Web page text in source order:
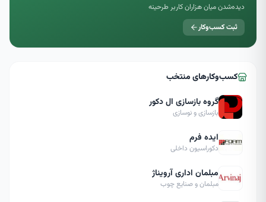
دیده‌شدن میان هزاران کاربر طرحینه
ثبت کسب‌وکار
کسب‌وکارهای منتخب
گروه بازسازی ال دکور
بازسازی و نوسازی
ایده فرم
دکوراسیون داخلی
مبلمان اداری آرویناژ
مبلمان و صنایع چوب